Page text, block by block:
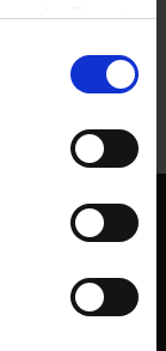
der Dienste
nutzen.
that you will no